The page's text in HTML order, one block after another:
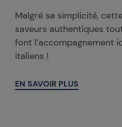
Malgré sa simplicité,
saveurs authentiques
font l’accompagnement
italiens !
EN SAVOIR PLUS